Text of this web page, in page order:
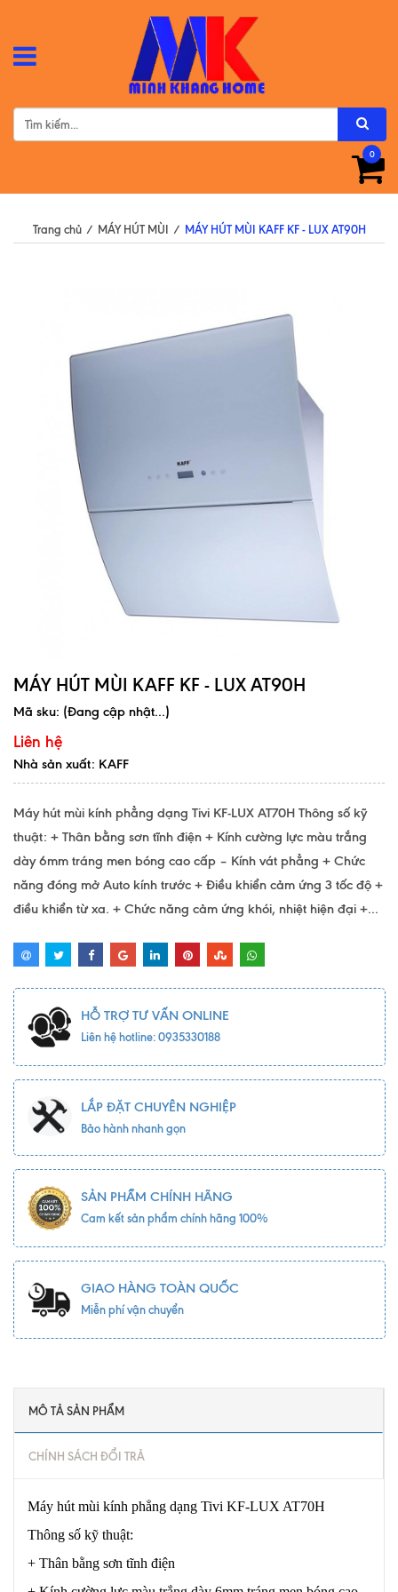
0
Trang chủ / MÁY HÚT MÙI / MÁY HÚT MÙI KAFF KF - LUX AT90H
MÁY HÚT MÙI KAFF KF - LUX AT90H
Mã sku: (Đang cập nhật...)
Liên hệ
Nhà sản xuất: KAFF
Máy hút mùi kính phẳng dạng Tivi KF-LUX AT70H Thông số kỹ
thuật: + Thân bằng sơn tĩnh điện + Kính cường lực màu trắng
dày 6mm tráng men bóng cao cấp – Kính vát phẳng + Chức
năng đóng mở Auto kính trước + Điều khiển cảm ứng 3 tốc độ +
điều khiển từ xa. + Chức năng cảm ứng khói, nhiệt hiện đại +...
HỖ TRỢ TƯ VẤN ONLINE
Liên hệ hotline: 0935330188
LẮP ĐẶT CHUYÊN NGHIỆP
Bảo hành nhanh gọn
SẢN PHẨM CHÍNH HÃNG
Cam kết sản phẩm chính hãng 100%
GIAO HÀNG TOÀN QUỐC
Miễn phí vận chuyển
MÔ TẢ SẢN PHẨM
CHÍNH SÁCH ĐỔI TRẢ
Máy hút mùi kính phẳng dạng Tivi KF-LUX AT70H
Thông số kỹ thuật:
+ Thân bằng sơn tĩnh điện